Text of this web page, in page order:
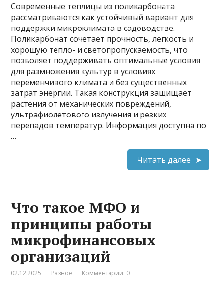
Современные теплицы из поликарбоната
рассматриваются как устойчивый вариант для
поддержки микроклимата в садоводстве.
Поликарбонат сочетает прочность, легкость и
хорошую тепло- и светопропускаемость, что
позволяет поддерживать оптимальные условия
для размножения культур в условиях
переменчивого климата и без существенных
затрат энергии. Такая конструкция защищает
растения от механических повреждений,
ультрафиолетового излучения и резких
перепадов температур. Информация доступна по
…
Читать далее
Что такое МФО и
принципы работы
микрофинансовых
организаций
02.12.2025 Разное Комментарии: 0